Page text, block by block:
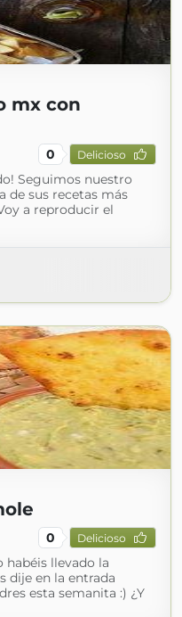
mx con
0 Delicioso
Seguimos nuestro
de sus recetas más
a reproducir el
0 Delicioso
habéis llevado la
dije en la entrada
esta semanita :) ¿Y